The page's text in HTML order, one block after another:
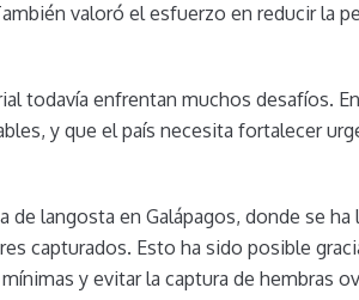
valoró el esfuerzo en reducir la
todavía enfrentan muchos desafíos.
y que el país necesita fortalecer
langosta en Galápagos, donde se ha
capturados. Esto ha sido posible
y evitar la captura de hembras